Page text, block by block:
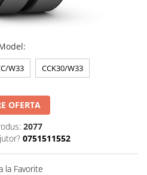
:
W33 CCK30/W33
OFERTA
2077
0751511552
la Favorite